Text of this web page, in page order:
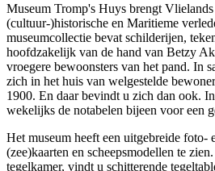
Museum Tromp's Huys brengt
(cultuur-)historische en Maritieme
museumcollectie bevat schilderijen,
hoofdzakelijk van de hand van Betzy
vroegere bewoonsters van het pand. In
zich in het huis van welgestelde
1900. En daar bevindt u zich dan ook.
wekelijks de notabelen bijeen voor een
Het museum heeft een uitgebreide
(zee)kaarten en scheepsmodellen te
tegelkamer, vindt u schitterende